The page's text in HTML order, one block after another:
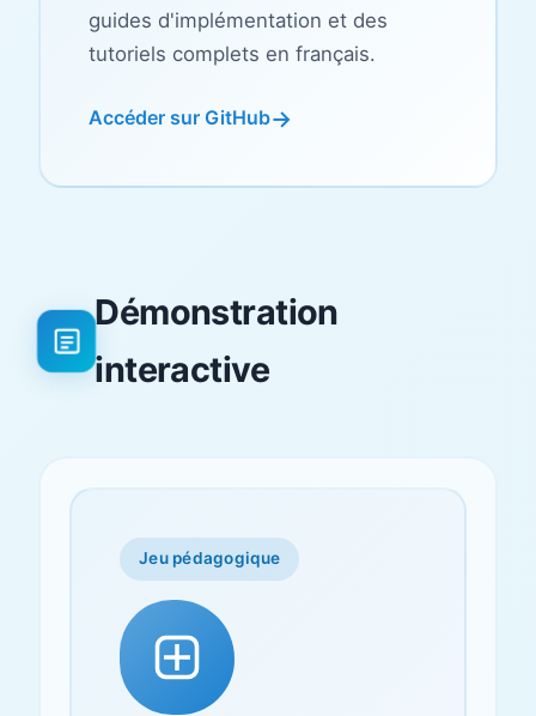
guides d'implémentation et des
tutoriels complets en français.
Accéder sur GitHub
Démonstration
interactive
Jeu pédagogique